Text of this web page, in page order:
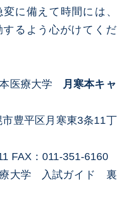
に備えて時間には、
するよう心がけてくだ
医療大学
月寒本キャ
豊平区月寒東3条11丁
FAX：011-351-6160
療大学 入試ガイド 裏